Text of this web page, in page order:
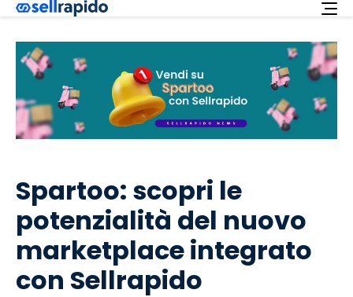
Integrazioni
Offerta
Richiedi ora
Italiano
Supporto
Spartoo: scopri le
potenzialità del nuovo
marketplace integrato
con Sellrapido